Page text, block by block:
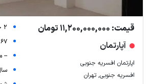
قیمت: 11,200,000,000 تومان
آپارتمان
اپارتمان افسریه جنوبی
افسریه جنوبی, تهران
2 خواب
67 متر زیربنا
--